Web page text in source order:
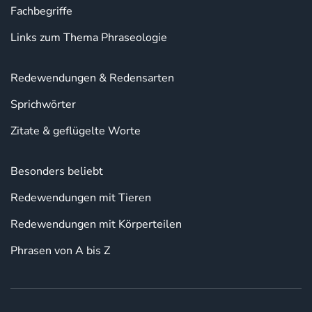
Fachbegriffe
Links zum Thema Phraseologie
Redewendungen & Redensarten
Sprichwörter
Zitate & geflügelte Worte
Besonders beliebt
Redewendungen mit Tieren
Redewendungen mit Körperteilen
Phrasen von A bis Z